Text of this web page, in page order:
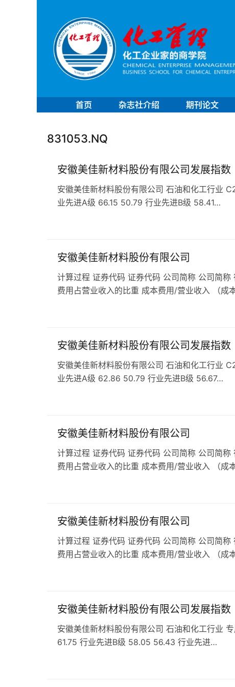
首页 杂志社介绍 期刊论文
831053.NQ
安徽美佳新材料股份有限公司发展指数
安徽美佳新材料股份有限公司 石油和化工行业
业先进A级 66.15 50.79 行业先进B级 58.41…
安徽美佳新材料股份有限公司
计算过程 证券代码 证券代码 公司简称 公司简
费用占营业收入的比重 成本费用/营业收入 （成
安徽美佳新材料股份有限公司发展指数
安徽美佳新材料股份有限公司 石油和化工行业
业先进A级 62.86 50.79 行业先进B级 56.67…
安徽美佳新材料股份有限公司
计算过程 证券代码 证券代码 公司简称 公司简
费用占营业收入的比重 成本费用/营业收入 （成
安徽美佳新材料股份有限公司
计算过程 证券代码 证券代码 公司简称 公司简
费用占营业收入的比重 成本费用/营业收入 （成
安徽美佳新材料股份有限公司发展指数
安徽美佳新材料股份有限公司 石油和化工行业
61.75 行业先进B级 58.05 56.43 行业先进…